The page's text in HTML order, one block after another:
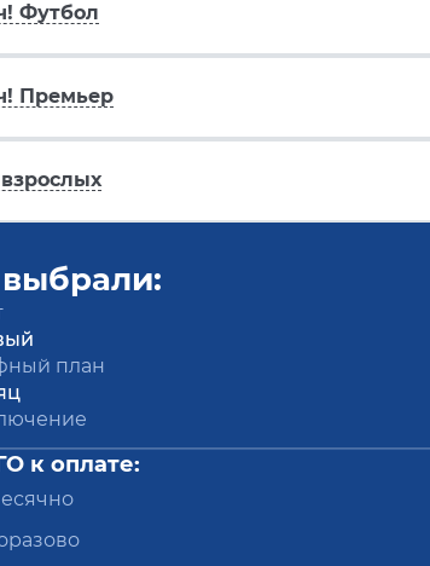
Футбол
Премьер
план
к оплате: